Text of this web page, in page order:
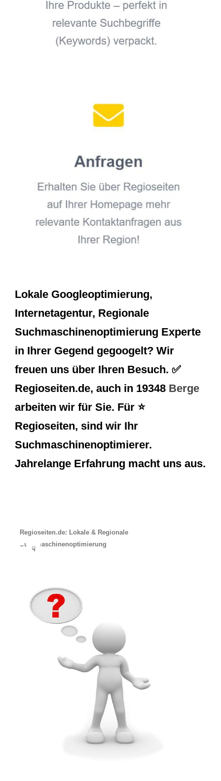
Lokale Googleoptimierung,
Internetagentur, Regionale
Suchmaschinenoptimierung Experte
in Ihrer Gegend gegoogelt? Wir
freuen uns über Ihren Besuch. ✅
Regioseiten.de, auch in 19348 Berge
arbeiten wir für Sie. Für ⭐
Regioseiten, sind wir Ihr
Suchmaschinenoptimierer.
Jahrelange Erfahrung macht uns aus.
Regioseiten.de: Lokale & Regionale
Suchmaschinenoptimierung
☟